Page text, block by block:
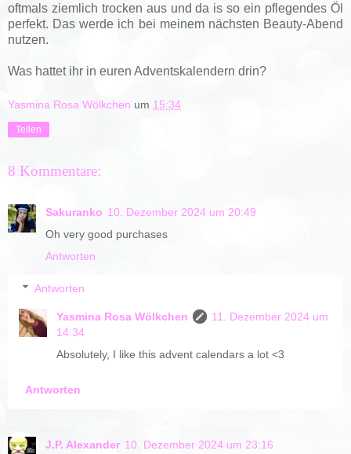
oftmals ziemlich trocken aus und da is so ein pflegendes Öl
perfekt. Das werde ich bei meinem nächsten Beauty-Abend
nutzen.
Was hattet ihr in euren Adventskalendern drin?
Yasmina Rosa Wölkchen um 15:34
Teilen
8 Kommentare:
Sakuranko 10. Dezember 2024 um 20:49
Oh very good purchases
Antworten
Antworten
Yasmina Rosa Wölkchen
11. Dezember 2024 um
14:34
Absolutely, I like this advent calendars a lot <3
Antworten
J.P. Alexander 10. Dezember 2024 um 23:16